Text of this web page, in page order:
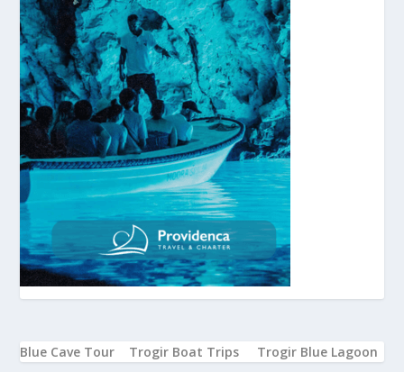
Blue Cave Tour Trogir Boat Trips Trogir Blue Lagoon